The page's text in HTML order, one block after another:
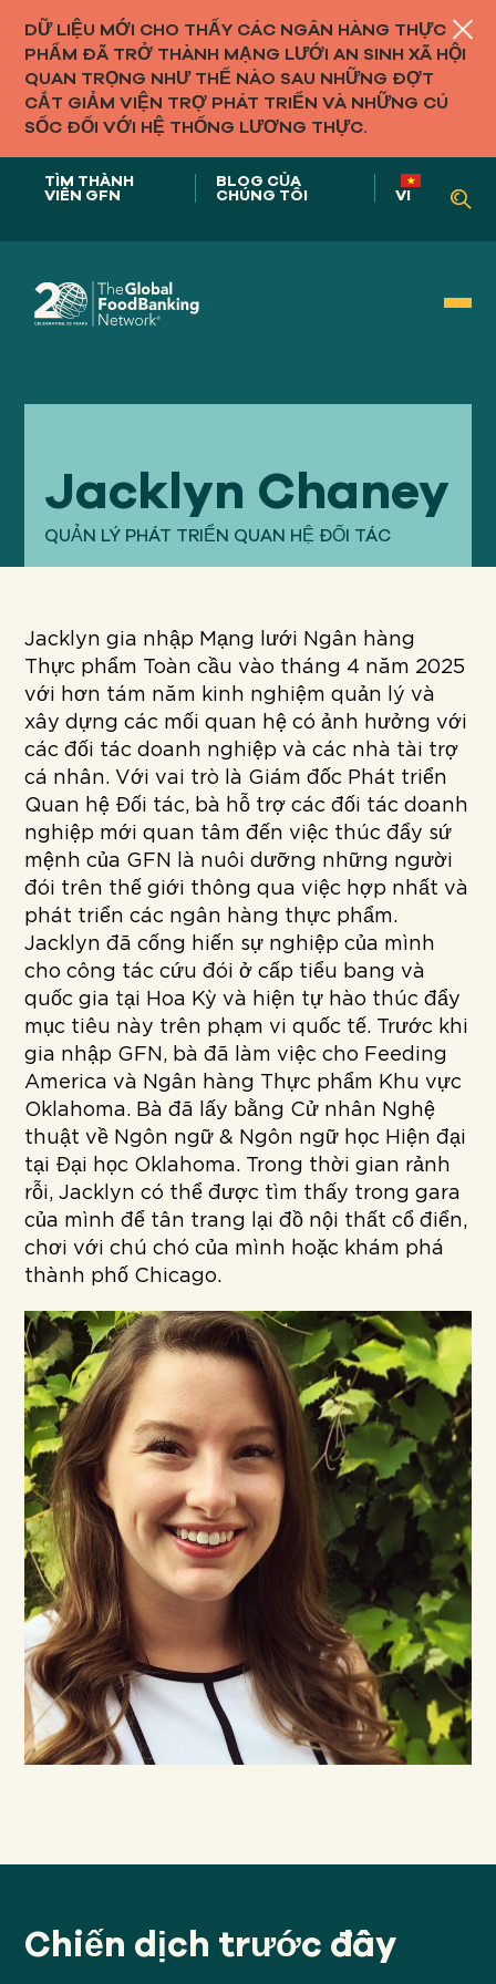
DỮ LIỆU MỚI CHO THẤY CÁC NGÂN HÀNG THỰC
PHẨM ĐÃ TRỞ THÀNH MẠNG LƯỚI AN SINH XÃ HỘI
QUAN TRỌNG NHƯ THẾ NÀO SAU NHỮNG ĐỢT
CẮT GIẢM VIỆN TRỢ PHÁT TRIỂN VÀ NHỮNG CÚ
SỐC ĐỐI VỚI HỆ THỐNG LƯƠNG THỰC.
TÌM THÀNH
VIÊN GFN
BLOG CỦA
CHÚNG TÔI VI
Của chúng tôi
TIẾP CẬN
Về
GFN
Ủng hộ
NHIỆM VỤ CỦA CHÚNG TA
QUYÊN TẶNG
Jacklyn Chaney
QUẢN LÝ PHÁT TRIỂN QUAN HỆ ĐỐI TÁC
Jacklyn gia nhập Mạng lưới Ngân hàng
Thực phẩm Toàn cầu vào tháng 4 năm 2025
với hơn tám năm kinh nghiệm quản lý và
xây dựng các mối quan hệ có ảnh hưởng với
các đối tác doanh nghiệp và các nhà tài trợ
cá nhân. Với vai trò là Giám đốc Phát triển
Quan hệ Đối tác, bà hỗ trợ các đối tác doanh
nghiệp mới quan tâm đến việc thúc đẩy sứ
mệnh của GFN là nuôi dưỡng những người
đói trên thế giới thông qua việc hợp nhất và
phát triển các ngân hàng thực phẩm.
Jacklyn đã cống hiến sự nghiệp của mình
cho công tác cứu đói ở cấp tiểu bang và
quốc gia tại Hoa Kỳ và hiện tự hào thúc đẩy
mục tiêu này trên phạm vi quốc tế. Trước khi
gia nhập GFN, bà đã làm việc cho Feeding
America và Ngân hàng Thực phẩm Khu vực
Oklahoma. Bà đã lấy bằng Cử nhân Nghệ
thuật về Ngôn ngữ & Ngôn ngữ học Hiện đại
tại Đại học Oklahoma. Trong thời gian rảnh
rỗi, Jacklyn có thể được tìm thấy trong gara
của mình để tân trang lại đồ nội thất cổ điển,
chơi với chú chó của mình hoặc khám phá
thành phố Chicago.
Chiến dịch trước đây